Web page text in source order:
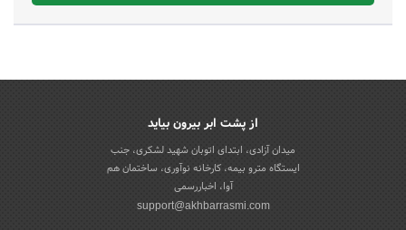
از پشت ابر بیرون بیاید
میدان آزادی، ابتدای اتوبان شهید لشکری، جنب
ایستگاه مترو بیمه، کارخانه نوآوری، ساختمان هم
آوا، اخباررسمی
support@akhbarrasmi.com